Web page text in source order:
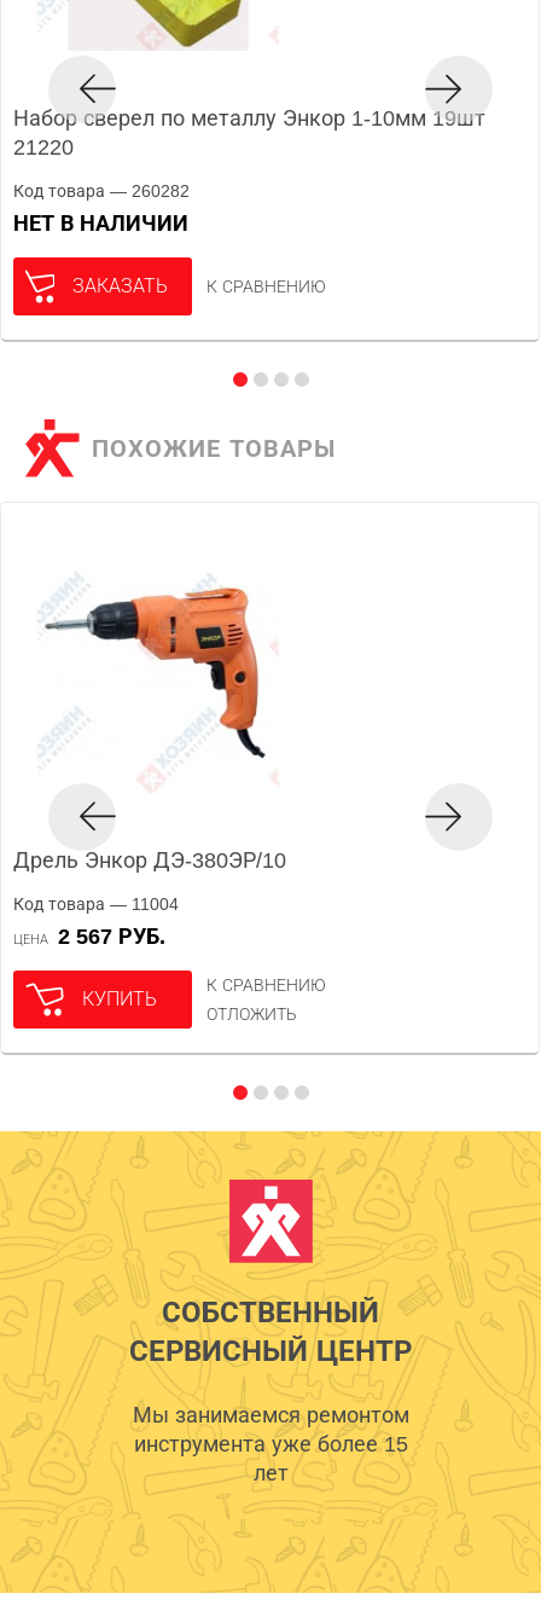
Набор сверел по металлу Энкор 1-10мм 19шт
21220
Код товара — 260282
НЕТ В НАЛИЧИИ
ЗАКАЗАТЬ К СРАВНЕНИЮ
ПОХОЖИЕ ТОВАРЫ
Дрель Энкор ДЭ-380ЭР/10
Код товара — 11004
ЦЕНА 2 567 РУБ.
КУПИТЬ
К СРАВНЕНИЮ
ОТЛОЖИТЬ
СОБСТВЕННЫЙ
СЕРВИСНЫЙ ЦЕНТР
Мы занимаемся ремонтом
инструмента уже более 15
лет